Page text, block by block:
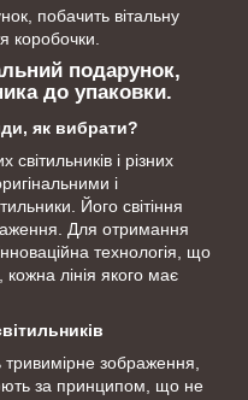
побачить вітальну
коробочки.
подарунок,
до упаковки.
як вибрати?
і різних
і
Його світіння
Для отримання
технологія, що
лінія якого має
тривимірне зображення,
за принципом, що не